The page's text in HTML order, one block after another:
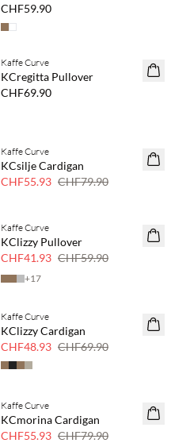
CHF59.90
NEUHEITEN
Kaufe mind. 2 & spare 20 %
Kaffe Curve
KCregitta Pullover
CHF69.90
SAVE20
30 % Rabatt
Kaffe Curve
KCsilje Cardigan
CHF55.93 CHF79.90
SAVE20
30 % Rabatt
Kaffe Curve
KClizzy Pullover
CHF41.93 CHF59.90
+17
SAVE20
30 % Rabatt
Kaffe Curve
KClizzy Cardigan
CHF48.93 CHF69.90
SAVE20
Kaffe Curve
KCmorina Cardigan
CHF55.93 CHF79.90